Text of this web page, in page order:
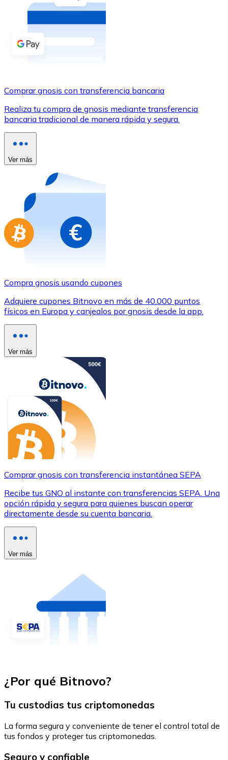
Compra criptomonedas con efectivo en tu tienda más
Comprar con efectivo
Transferencia SEPA
Utiliza tarjetas Visa y Mastercard para comprar
Comprar con tarjeta
Compra tarjetas regalo de tus marcas favoritas con
Ir a la tienda de tarjetas regalo
Comprar gnosis con transferencia bancaria
Realiza tu compra de gnosis mediante transferencia
bancaria tradicional de manera rápida y segura.
Ver más
Compra gnosis usando cupones
Adquiere cupones Bitnovo en más de 40.000 puntos
físicos en Europa y canjealos por gnosis desde la app.
Ver más
Comprar gnosis con transferencia instantánea SEPA
Recibe tus GNO al instante con transferencias SEPA. Una
opción rápida y segura para quienes buscan operar
directamente desde su cuenta bancaria.
Ver más
¿Por qué Bitnovo?
Tu custodias tus criptomonedas
La forma segura y conveniente de tener el control total de
tus fondos y proteger tus criptomonedas.
Seguro y confiable